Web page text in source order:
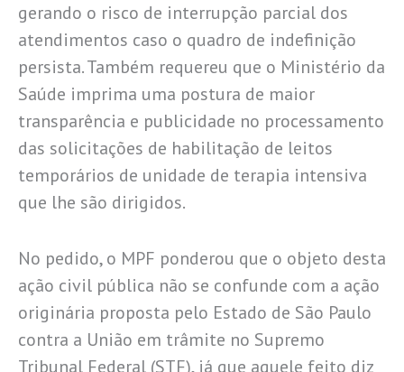
gerando o risco de interrupção parcial dos
atendimentos caso o quadro de indefinição
persista. Também requereu que o Ministério da
Saúde imprima uma postura de maior
transparência e publicidade no processamento
das solicitações de habilitação de leitos
temporários de unidade de terapia intensiva
que lhe são dirigidos.
No pedido, o MPF ponderou que o objeto desta
ação civil pública não se confunde com a ação
originária proposta pelo Estado de São Paulo
contra a União em trâmite no Supremo
Tribunal Federal (STF), já que aquele feito diz